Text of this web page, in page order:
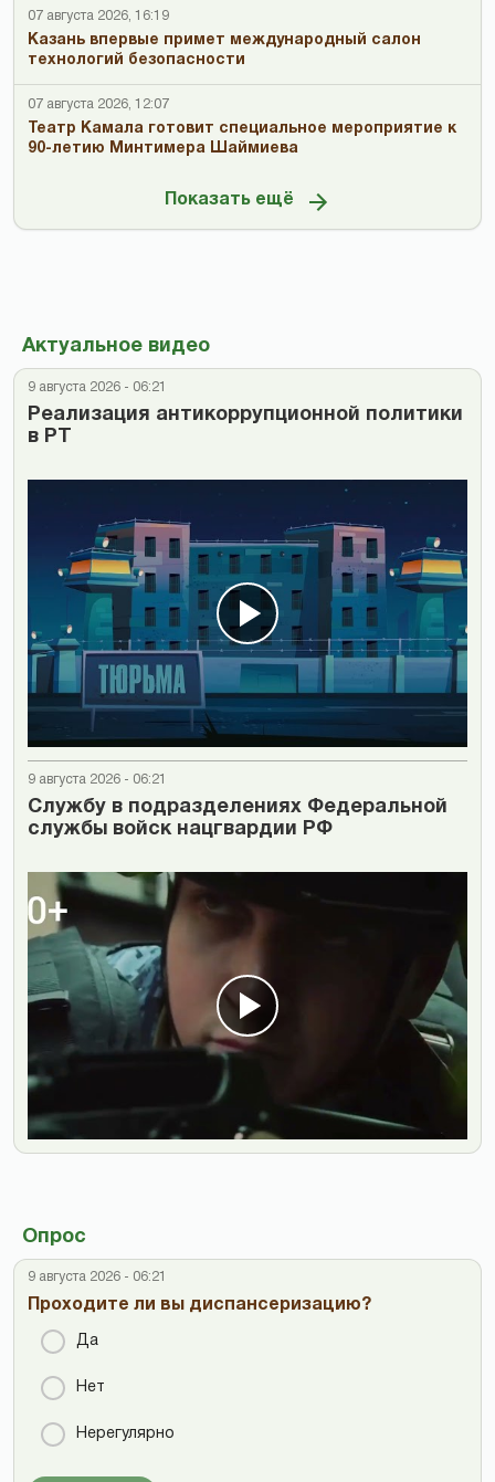
07 августа 2026, 16:19
Казань впервые примет международный салон
технологий безопасности
07 августа 2026, 12:07
Театр Камала готовит специальное мероприятие к
90-летию Минтимера Шаймиева
Показать ещё
Актуальное видео
9 августа 2026 - 06:21
Реализация антикоррупционной политики
в РТ
9 августа 2026 - 06:21
Cлужбу в подразделениях Федеральной
службы войск нацгвардии РФ
Опрос
9 августа 2026 - 06:21
Проходите ли вы диспансеризацию?
Да
Нет
Нерегулярно